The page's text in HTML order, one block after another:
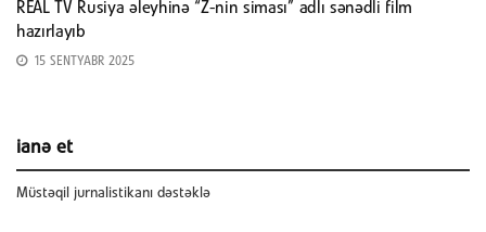
REAL TV Rusiya əleyhinə “Z-nin siması” adlı sənədli film
hazırlayıb
15 SENTYABR 2025
ianə et
Müstəqil jurnalistikanı dəstəklə